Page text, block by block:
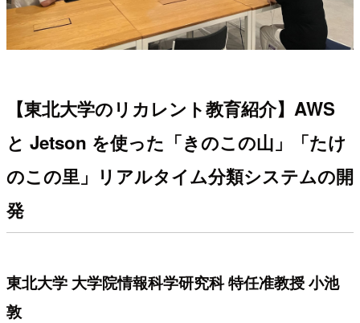
【東北大学のリカレント教育紹介】AWS
と Jetson を使った「きのこの山」「たけ
のこの里」リアルタイム分類システムの開
発
東北大学 大学院情報科学研究科 特任准教授 小池
敦